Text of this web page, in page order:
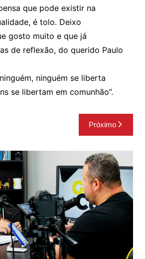
que pode existir na
é tolo. Deixo
gosto muito e que já
de reflexão, do querido Paulo
ninguém se liberta
se libertam em comunhão”.
Próximo